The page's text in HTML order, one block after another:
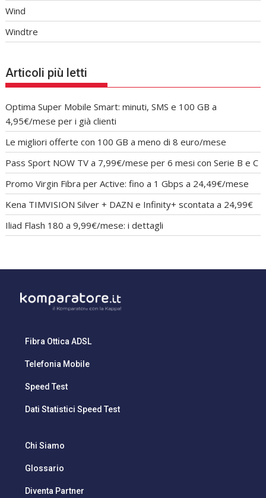
Wind
Windtre
Articoli più letti
Optima Super Mobile Smart: minuti, SMS e 100 GB a
4,95€/mese per i già clienti
Le migliori offerte con 100 GB a meno di 8 euro/mese
Pass Sport NOW TV a 7,99€/mese per 6 mesi con Serie B e C
Promo Virgin Fibra per Active: fino a 1 Gbps a 24,49€/mese
Kena TIMVISION Silver + DAZN e Infinity+ scontata a 24,99€
Iliad Flash 180 a 9,99€/mese: i dettagli
Fibra Ottica ADSL
Telefonia Mobile
Speed Test
Dati Statistici Speed Test
Chi Siamo
Glossario
Diventa Partner